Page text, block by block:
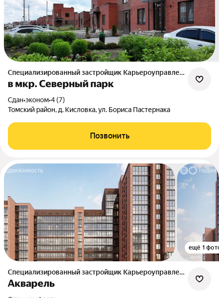
Специализированный застройщик Карьероуправление
в мкр. Северный парк
Сдан•эконом•4 (7)
Томский район, д. Кисловка, ул. Бориса Пастернака
Позвонить
ещё 1
Специализированный застройщик Карьероуправление
Акварель